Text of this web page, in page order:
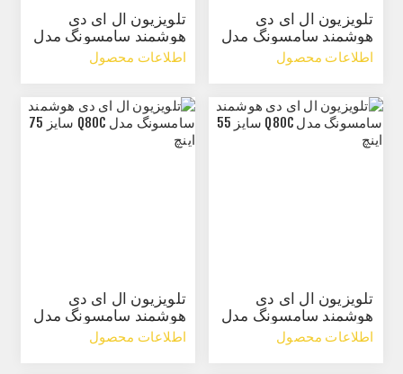
تلویزیون ال ای دی
هوشمند سامسونگ مدل
Q60C سایز 85 اینچ
اطلاعات محصول
تلویزیون ال ای دی
هوشمند سامسونگ مدل
Q70C سایز 85 اینچ
اطلاعات محصول
تلویزیون ال ای دی
هوشمند سامسونگ مدل
Q80C سایز 55 اینچ
اطلاعات محصول
تلویزیون ال ای دی
هوشمند سامسونگ مدل
Q80C سایز 75 اینچ
اطلاعات محصول